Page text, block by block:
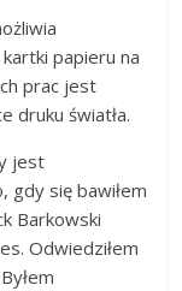
papieru na
prac jest
druku światła.
jest
gdy się bawiłem
Barkowski
Odwiedziłem